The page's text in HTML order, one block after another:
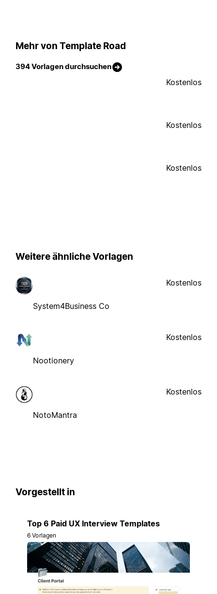
Mehr von Template Road
394 Vorlagen durchsuchen
Kostenlos
Kostenlos
Kostenlos
Weitere ähnliche Vorlagen
System4Business Co
Kostenlos
Nootionery
Kostenlos
NotoMantra
Kostenlos
Vorgestellt in
Top 6 Paid UX Interview Templates
6 Vorlagen